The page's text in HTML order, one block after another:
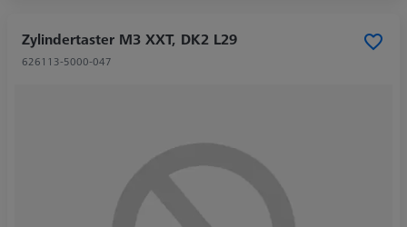
Zylindertaster M3 XXT, DK2 L29
626113-5000-047